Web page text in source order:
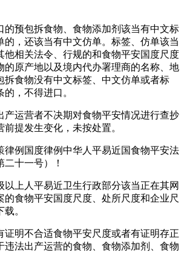
预包拆食物、食物添加剂该当有中文标
的，还该当有中文仿单。标签、仿单该当
他相关法令、行规的和食物平安国度尺度
的原产地以及境内代办署理商的名称、地
拆食物没有中文标签、中文仿单或者标
，不得进口。
运营者不决期对食物平安情况进行查抄
提发生变化，未按处置。
例国度律例中华人平易近国食物平安法
二十一号）！
上人平易近卫生行政部分该当正在其网
的食物平安国度尺度、处所尺度和企业尺
。
明不合适食物平安尺度或者有证明存正
违法出产运营的食物、食物添加剂、食物